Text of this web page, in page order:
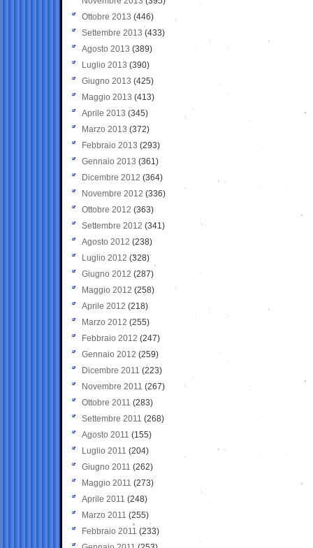
Ottobre 2013 (446)
Settembre 2013 (433)
Agosto 2013 (389)
Luglio 2013 (390)
Giugno 2013 (425)
Maggio 2013 (413)
Aprile 2013 (345)
Marzo 2013 (372)
Febbraio 2013 (293)
Gennaio 2013 (361)
Dicembre 2012 (364)
Novembre 2012 (336)
Ottobre 2012 (363)
Settembre 2012 (341)
Agosto 2012 (238)
Luglio 2012 (328)
Giugno 2012 (287)
Maggio 2012 (258)
Aprile 2012 (218)
Marzo 2012 (255)
Febbraio 2012 (247)
Gennaio 2012 (259)
Dicembre 2011 (223)
Novembre 2011 (267)
Ottobre 2011 (283)
Settembre 2011 (268)
Agosto 2011 (155)
Luglio 2011 (204)
Giugno 2011 (262)
Maggio 2011 (273)
Aprile 2011 (248)
Marzo 2011 (255)
Febbraio 2011 (233)